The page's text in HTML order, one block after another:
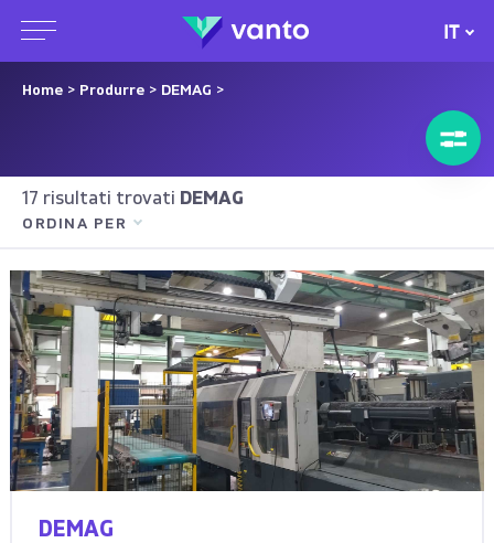
IT
Home > Produrre > DEMAG >
17 risultati trovati DEMAG
ORDINA PER
DEMAG